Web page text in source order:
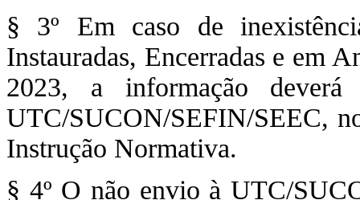
§ 3º Em caso de
Instauradas, Encerradas e em
2023, a informação
UTC/SUCON/SEFIN/SEEC,
Instrução Normativa.
§ 4º O não envio à UTC/